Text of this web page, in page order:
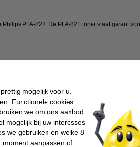
PFA-822. De PFA-821 toner staat garant
Credit
mogelijk voor u.
Functionele cookies
we om ons aanbod
mogelijk bij uw interesses
we gebruiken en welke 8
moment aanpassen of